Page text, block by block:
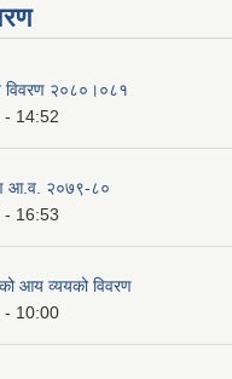
विवरण २०८०।०८१
- 14:52
आ.व. २०७९-८०
- 16:53
आय व्ययको विवरण
- 10:00